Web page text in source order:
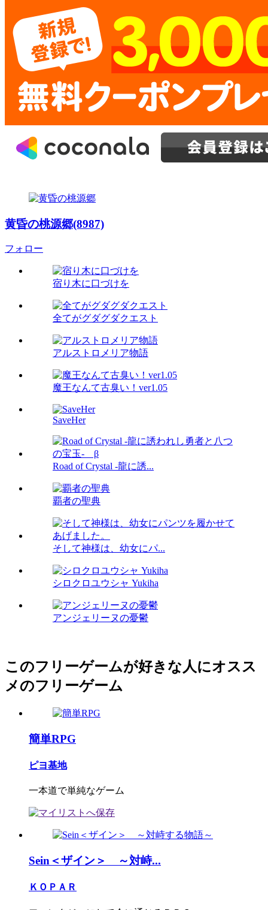
黄昏の桃源郷(8987)
フォロー
宿り木に口づけを
全てがグダグダクエスト
アルストロメリア物語
魔王なんて古臭い！ver1.05
SaveHer
Road of Crystal -龍に誘...
覇者の聖典
そして神様は、幼女にパ...
シロクロユウシャ Yukiha
アンジェリーヌの憂鬱
このフリーゲームが好きな人にオスス
メのフリーゲーム
簡単RPG
ピヨ基地
一本道で単純なゲーム
Sein＜ザイン＞ ～対峙...
ＫＯＰＡＲ